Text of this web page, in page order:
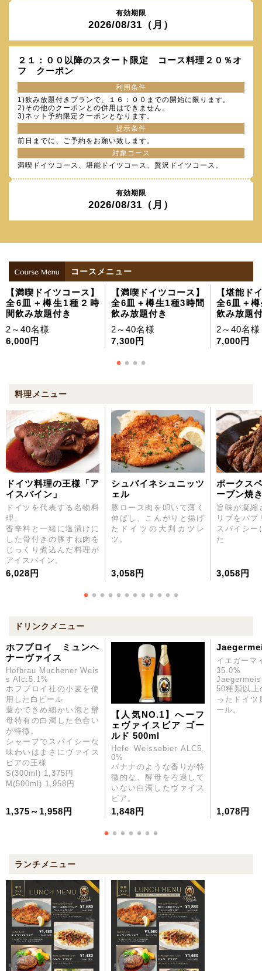
有効期限
2026/08/31（月）
２１：００以降のスタート限定 コース料理２０％オ
フ クーポン
利用条件
1)飲み放題付きプランで、１６：００までの開始に限ります。
2)その他のクーポンとの併用はできません。
3)ネット予約限定クーポンとなります。
提示条件
前日までに、ご予約をお願い致します。
対象コース
満喫ドイツコース、堪能ドイツコース、贅沢ドイツコース。
有効期限
2026/08/31（月）
コースメニュー
【満喫ドイツコース】
全6皿＋樽生1種２時
間飲み放題付き
2～40名様
6,000円
【満喫ドイツコース】
全6皿＋樽生1種3時間
飲み放題付き
2～40名様
7,300円
【堪能ド
全6皿＋
飲み放題
2～40名様
7,000円
料理メニュー
ドイツ料理の王様「ア
イスバイン」
ドイツを代表する名物料
理。
香辛料と一緒に塩漬けに
した骨付きの豚すね肉を
じっくり煮込んだ料理が
アイスバイン。
6,028円
シュバイネシュニッツ
ェル
豚ロース肉を叩いて薄く
伸ばし、こんがりと揚げ
たドイツの大判カツレ
ツ。
3,058円
ポークス
ーブン焼
旨味が凝縮
リブをパ
スパイシー
た
3,058円
ドリンクメニュー
ホフブロイ ミュンヘ
ナーヴァイス
Hofbrau Muchener Weis
s Alc:5.1%
ホフブロイ社の小麦を使
用した白ビール
豊かできめ細かい泡と酵
母特有の白濁した色合い
が特徴。
シャープでスパイシーな
味わいはまさにヴァイス
ビアの王様
S(300ml) 1,375円
M(500ml) 1,958円
1,375～1,958円
【人気NO.1】へーフ
ェヴァイスビア ゴー
ルド 500ml
Hefe Weissebier ALC5.
0%
バナナのような香りが特
徴的な、酵母をろ過して
いない白濁したヴァイス
ビア。
1,848円
イエガーマ
35.0%
50種類以上
ったドイツ
ール。
1,078円
ランチメニュー